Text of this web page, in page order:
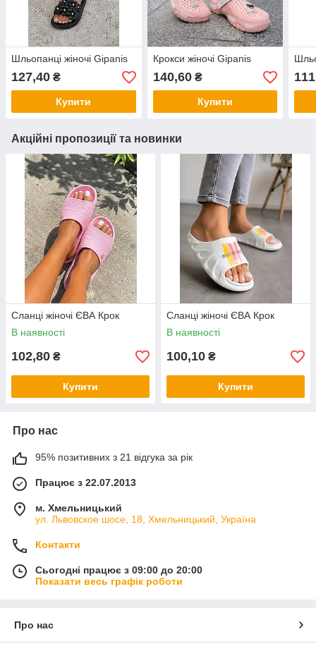
Шльопанці жіночі Gipanis
127,40 ₴
Купити
Крокси жіночі Gipanis
140,60₴
Купити
Акційні пропозиції та новинки
Сланці жіночі ЄВА Крок
В наявності
102,80 ₴
Купити
Сланці жіночі ЄВА Крок
В наявності
100,10 ₴
Купити
Про нас
95% позитивних з 21 відгука за рік
Працює з 22.07.2013
м. Хмельницький
ул. Львовское шосе, 18, Хмельницький, Україна
Контакти
Сьогодні працює з 09:00 до 20:00
Показати весь графік роботи
Про нас